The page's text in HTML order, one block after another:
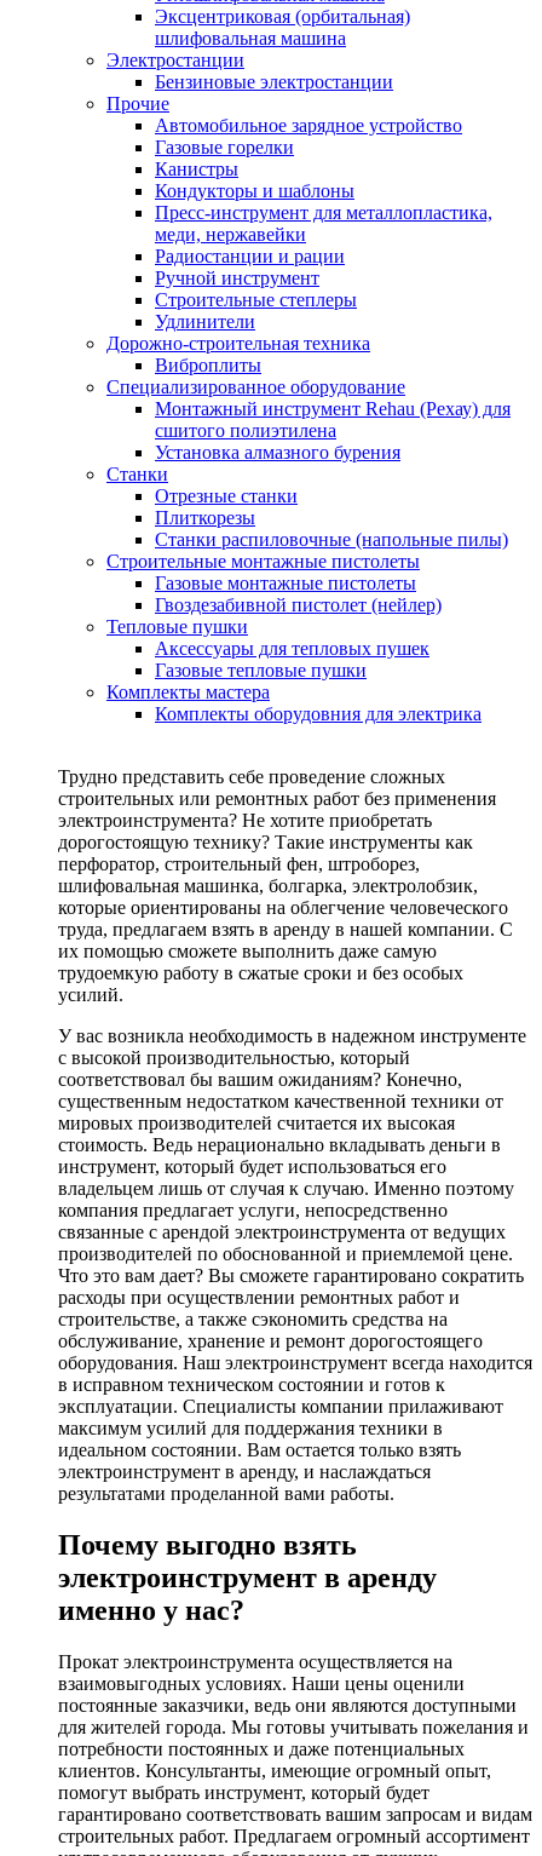
Эксцентриковая (орбитальная)
шлифовальная машина
Электростанции
Бензиновые электростанции
Прочие
Автомобильное зарядное устройство
Газовые горелки
Канистры
Кондукторы и шаблоны
Пресс-инструмент для металлопластика,
меди, нержавейки
Радиостанции и рации
Ручной инструмент
Строительные степлеры
Удлинители
Дорожно-строительная техника
Виброплиты
Специализированное оборудование
Монтажный инструмент Rehau (Рехау) для
сшитого полиэтилена
Установка алмазного бурения
Станки
Отрезные станки
Плиткорезы
Станки распиловочные (напольные пилы)
Строительные монтажные пистолеты
Газовые монтажные пистолеты
Гвоздезабивной пистолет (нейлер)
Тепловые пушки
Аксессуары для тепловых пушек
Газовые тепловые пушки
Комплекты мастера
Комплекты оборудовния для электрика
Трудно представить себе проведение сложных
строительных или ремонтных работ без применения
электроинструмента? Не хотите приобретать
дорогостоящую технику? Такие инструменты как
перфоратор, строительный фен, штроборез,
шлифовальная машинка, болгарка, электролобзик,
которые ориентированы на облегчение человеческого
труда, предлагаем взять в аренду в нашей компании. С
их помощью сможете выполнить даже самую
трудоемкую работу в сжатые сроки и без особых
усилий.
У вас возникла необходимость в надежном инструменте
с высокой производительностью, который
соответствовал бы вашим ожиданиям? Конечно,
существенным недостатком качественной техники от
мировых производителей считается их высокая
стоимость. Ведь нерационально вкладывать деньги в
инструмент, который будет использоваться его
владельцем лишь от случая к случаю. Именно поэтому
компания предлагает услуги, непосредственно
связанные с арендой электроинструмента от ведущих
производителей по обоснованной и приемлемой цене.
Что это вам дает? Вы сможете гарантировано сократить
расходы при осуществлении ремонтных работ и
строительстве, а также сэкономить средства на
обслуживание, хранение и ремонт дорогостоящего
оборудования. Наш электроинструмент всегда находится
в исправном техническом состоянии и готов к
эксплуатации. Специалисты компании прилаживают
максимум усилий для поддержания техники в
идеальном состоянии. Вам остается только взять
электроинструмент в аренду, и наслаждаться
результатами проделанной вами работы.
Почему выгодно взять
электроинструмент в аренду
именно у нас?
Прокат электроинструмента осуществляется на
взаимовыгодных условиях. Наши цены оценили
постоянные заказчики, ведь они являются доступными
для жителей города. Мы готовы учитывать пожелания и
потребности постоянных и даже потенциальных
клиентов. Консультанты, имеющие огромный опыт,
помогут выбрать инструмент, который будет
гарантировано соответствовать вашим запросам и видам
строительных работ. Предлагаем огромный ассортимент